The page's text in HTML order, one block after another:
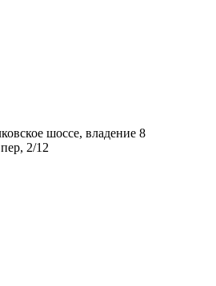
шоссе, владение 8
2/12